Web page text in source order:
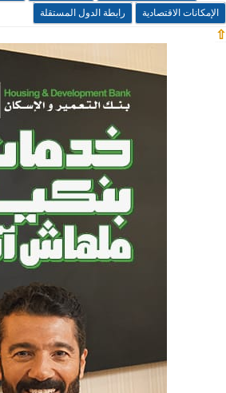
الإمكانات الاقتصادية
رابطة الدول المستقلة
⇧